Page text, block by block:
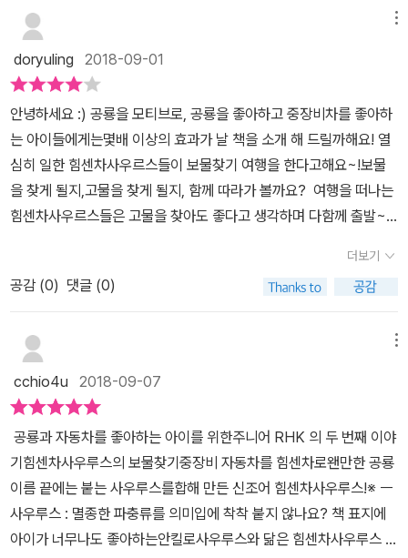
차사우루스와 불도저사우루스의 활약으로 무사 통과!​그림을 보다보
요.​콰작콰자작! 촤르르르르!의성어가 정말 실감나죠?실제로 나무를
자르고 치우는 모습을 보는 듯 한 느낌이 들어요.^^ 보물을 찾으
러 가는 길은 험난한 법!​이번에는 높다란 돌담이 앞을 막았네요.돌담
구멍 사이로 보이는 힘센차사우루스들의 눈이 너무 귀여워요. ㅎ
ㅎ 와우~ 쇠공차사우루스와 드릴차사우루스의 활약으로 이곳
도 무사통과네요~^^이렇게 길을 가면서 만나는 어떠한 역경도힘센
차사우루스들이 힘을 합쳐 해결해요.이들의 표정이 너무도 해맑아아
무 걱정 없이 보물을 찾을 수 있을 것만 같은 생각이 듭니다. ㅎ
ㅎ 마침내 도착한 바다에서 발견한 거대한것!이번엔 크레인사우
수 있어요.^^헌데, 이 거대한 보물은 과연 무엇일까요? 바로 모
래에 파묻혀서 꼼짝도 못하고 있던 잠수함사우루스였어요~모두들
힘을 합쳐 바다로 밀어줍니다.보물보다 소중한 멋진 친구를 구했다며
좋아하는힘센차사우루스들의 모습이 너무도 멋져 보이네요.^
^ 이야기의 뒤에는 이렇게 곳곳에 숨어있는 보물을 찾아보라는
글이 있어요~ 아들과 함께 다시한번 책을 보며 이번에는 그림을
조금 더 꼼꼼하게 살펴보았어요.곳곳에 이렇게 작은 사람과 함께 보
물이!숨은그림찾기의 재미까지 더해지니 단숨에 아들의 애정하는 책
doryuling 2018-09-01
안녕하세요 :) 공룡을 모티브로, 공룡을 좋아하고 중장비차를 좋아하
는 아이들에게는몇배 이상의 효과가 날 책을 소개 해 드릴까해요! 열
심히 일한 힘센차사우르스들이 보물찾기 여행을 한다고해요~!보물
을 찾게 될지,고물을 찾게 될지, 함께 따라가 볼까요? 여행을 떠나는
힘센차사우르스들은 고물을 찾아도 좋다고 생각하며 다함께 출발~!​
와 불도저사우스르는각자의 장점을 살려 나무를 치우기 시작했어요
~친구들의 장점을 살려 사이좋게치우고 나니 금방 길이 생겼내요 ^
^ 길을 가다보니, 이번엔 높다란 돌담때문에앞이 턱 막혀버렸어요~
어떻게 해야할까요? 쇠공차사우르스가 쇠공으로 담을 무너뜨리고,드
갈수 있어!' 여기저기 길을 지나니,드디어 바다에 도착한 우리의 친구
들!자석차 사우르스 꼬리에 달린 전자석에서지잉지잉~ 하고 소리가
들려요~이 밑에 고물 쇠붙이가 있나봐요 청소차사우르스가 모래를
쓰고닦으면서어떤것이 들어있는지 확인해 보내요~바닷가에서 떠밀
려온 친구인것 같은데과연 누구일까요? 와~눈부신 금빛 잠수함사우
르예요!모래에 파뭍혀서 오랫동안 꼼짝도 못했었대요~바다로 돌아
가고싶다고 도와달라고해요~어떻게 해야할까요? 사이 좋은 힘센차
더보기
공감 (0) 댓글 (0)
cchio4u 2018-09-07
공룡과 자동차를 좋아하는 아이를 위한주니어 RHK 의 두 번째 이야
기힘센차사우루스의 보물찾기중장비 자동차를 힘센차로왠만한 공룡
이름 끝에는 붙는 사우루스를합해 만든 신조어 힘센차사우루스!※ ㅡ
사우루스 : 멸종한 파충류를 의미입에 착착 붙지 않나요? 책 표지에
아이가 너무나도 좋아하는안킬로사우루스와 닮은 힘센차사우루스 등